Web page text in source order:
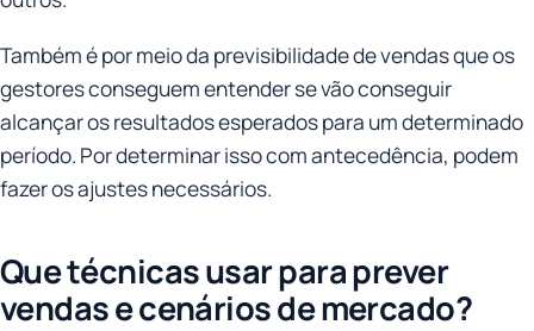
Também é por meio da previsibilidade de vendas que os
gestores conseguem entender se vão conseguir
alcançar os resultados esperados para um determinado
período. Por determinar isso com antecedência, podem
fazer os ajustes necessários.
Que técnicas usar para prever
vendas e cenários de mercado?